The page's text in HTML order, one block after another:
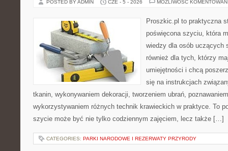
POSTED BY ADMIN CZE - 5 - 2026 MOŻLIWOŚĆ
Proszkic.pl to praktyczna
poświęcona szyciu, która
wiedzy dla osób uczących
również dla tych, którzy
umiejętności i chcą
się na instrukcjach
tkanin, wykonywaniem dekoracji, tworzeniem ubrań,
wykorzystywaniem różnych technik krawieckich w praktyce. To
szycie może być nie tylko codziennym zajęciem, lecz także […]
CATEGORIES: PARKI NARODOWE I REZERWATY PRZYRODY